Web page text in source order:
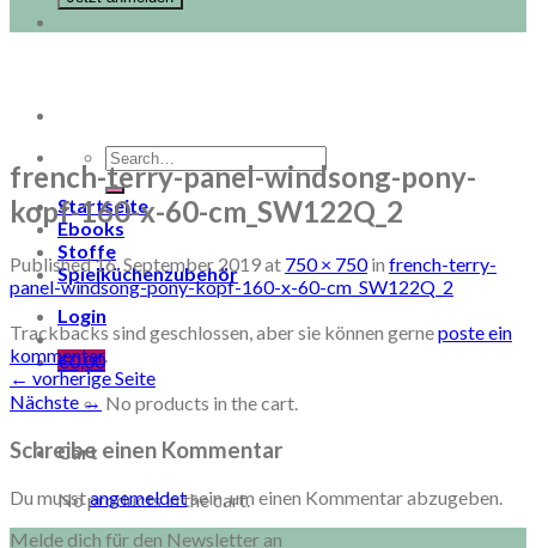
Search
for:
Startseite
Ebooks
Stoffe
Spielküchenzubehör
Login
€0,00
No products in the cart.
Cart
No products in the cart.
french-terry-panel-windsong-pony-
kopf-160-x-60-cm_SW122Q_2
Published16. September 2019at 750 × 750in french-terry-
panel-windsong-pony-kopf-160-x-60-cm_SW122Q_2
Trackbacks sind geschlossen, aber sie können gerneposte ein
kommentar.
← vorherige Seite
Nächste →
Schreibe einen Kommentar
Du musstangemeldetsein, um einen Kommentar abzugeben.
Melde dich für den Newsletter an